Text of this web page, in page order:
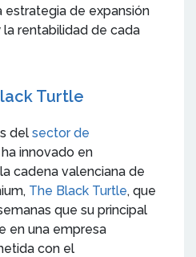
estrategia de expansión
rentabilidad de cada
Turtle
del sector de
innovado en
cadena valenciana de
The Black Turtle, que
que su principal
en una empresa
con el